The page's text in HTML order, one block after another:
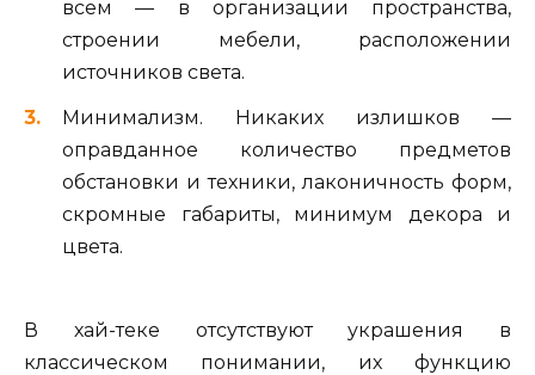
всем — в организации пространства,
строении мебели, расположении
источников света.
Минимализм. Никаких излишков —
оправданное количество предметов
обстановки и техники, лаконичность форм,
скромные габариты, минимум декора и
цвета.
В хай-теке отсутствуют украшения в
классическом понимании, их функцию